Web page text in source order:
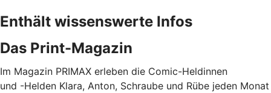
Enthält wissenswerte Infos
Das Print-Magazin
Im Magazin PRIMAX erleben die Comic-Heldinnen
und -Helden Klara, Anton, Schraube und Rübe jeden Monat